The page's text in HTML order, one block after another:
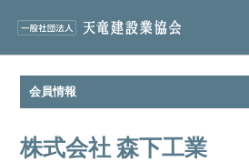
会員情報
株式会社 森下工業